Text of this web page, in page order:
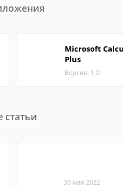
Microsoft
Plus
Версия: 1.0
статьи
30 мая 2022